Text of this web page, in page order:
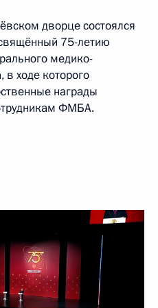
дворце состоялся
75-летию
медико-
в ходе которого
награды
ФМБА.